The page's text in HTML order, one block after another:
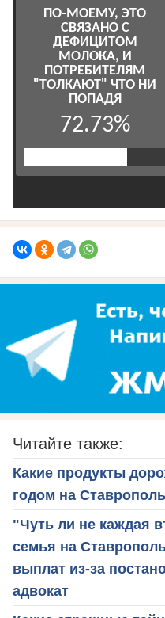
Читайте также:
Какие продукты
годом на
"Чуть ли не каждая
семья на
выплат из-за
адвокат